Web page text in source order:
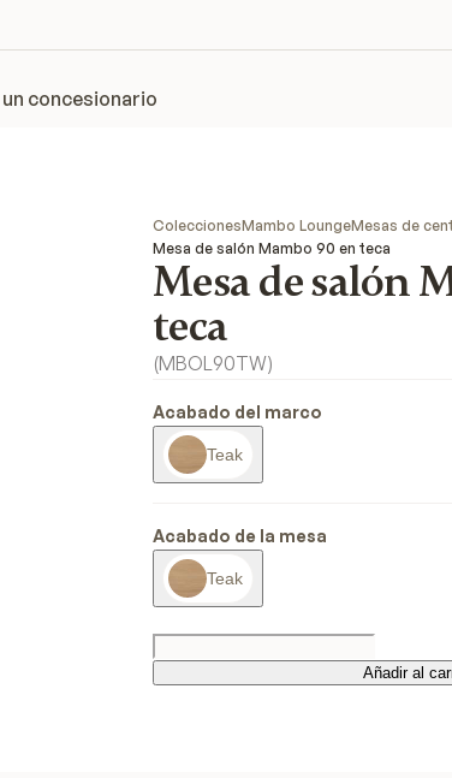
concesionario
ColeccionesMambo LoungeMesas de
Mesa de salón Mambo 90 en teca
Mesa de salón
teca
(MBOL90TW)
Acabado del marco
Teak
Acabado de la mesa
Teak
Añadir al
Añadir al